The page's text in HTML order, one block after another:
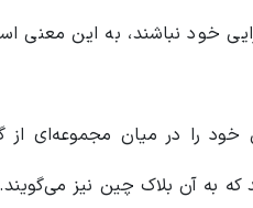
خود نباشند، به این معنی
را در میان مجموعه‌ای از
به آن بلاک چین نیز